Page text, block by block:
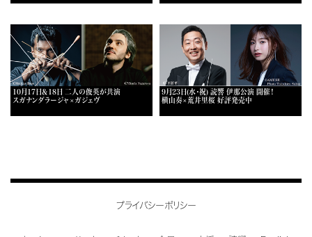
10月17日＆18日 二人の俊英が共演
スガナンダラージャ×ガジェヴ
9月23日(水・祝) 読響 伊那公演 開催！
横山奏×荒井里桜 好評発売中
プライバシーポリシー